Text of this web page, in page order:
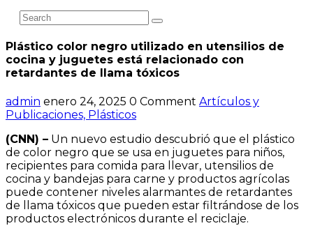
Plástico color negro utilizado en utensilios de
cocina y juguetes está relacionado con
retardantes de llama tóxicos
admin enero 24, 2025 0 Comment Artículos y
Publicaciones, Plásticos
(CNN) – Un nuevo estudio descubrió que el plástico
de color negro que se usa en juguetes para niños,
recipientes para comida para llevar, utensilios de
cocina y bandejas para carne y productos agrícolas
puede contener niveles alarmantes de retardantes
de llama tóxicos que pueden estar filtrándose de los
productos electrónicos durante el reciclaje.